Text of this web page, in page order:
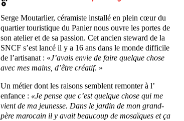
Serge Moutarlier, céramiste installé en plein cœur du
quartier touristique du Panier nous ouvre les portes de
son atelier et de sa passion. Cet ancien steward de la
SNCF s’est lancé il y a 16 ans dans le monde difficile
de l’artisanat : «J’avais envie de faire quelque chose
avec mes mains, d’être créatif. »
Un métier dont les raisons semblent remonter à l’
enfance : «Je pense que c’est quelque chose qui me
vient de ma jeunesse. Dans le jardin de mon grand-
père marocain il y avait beaucoup de mosaïques et ça